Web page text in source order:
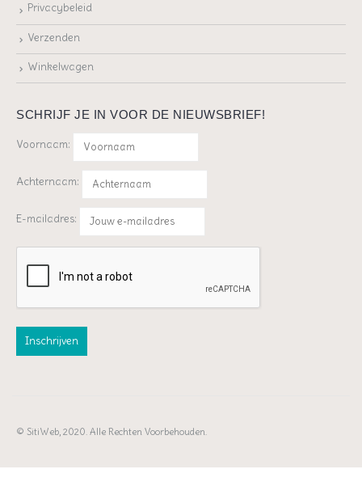
Privacybeleid
Verzenden
Winkelwagen
SCHRIJF JE IN VOOR DE NIEUWSBRIEF!
Voornaam:
Achternaam:
E-mailadres:
© SitiWeb, 2020. Alle Rechten Voorbehouden.